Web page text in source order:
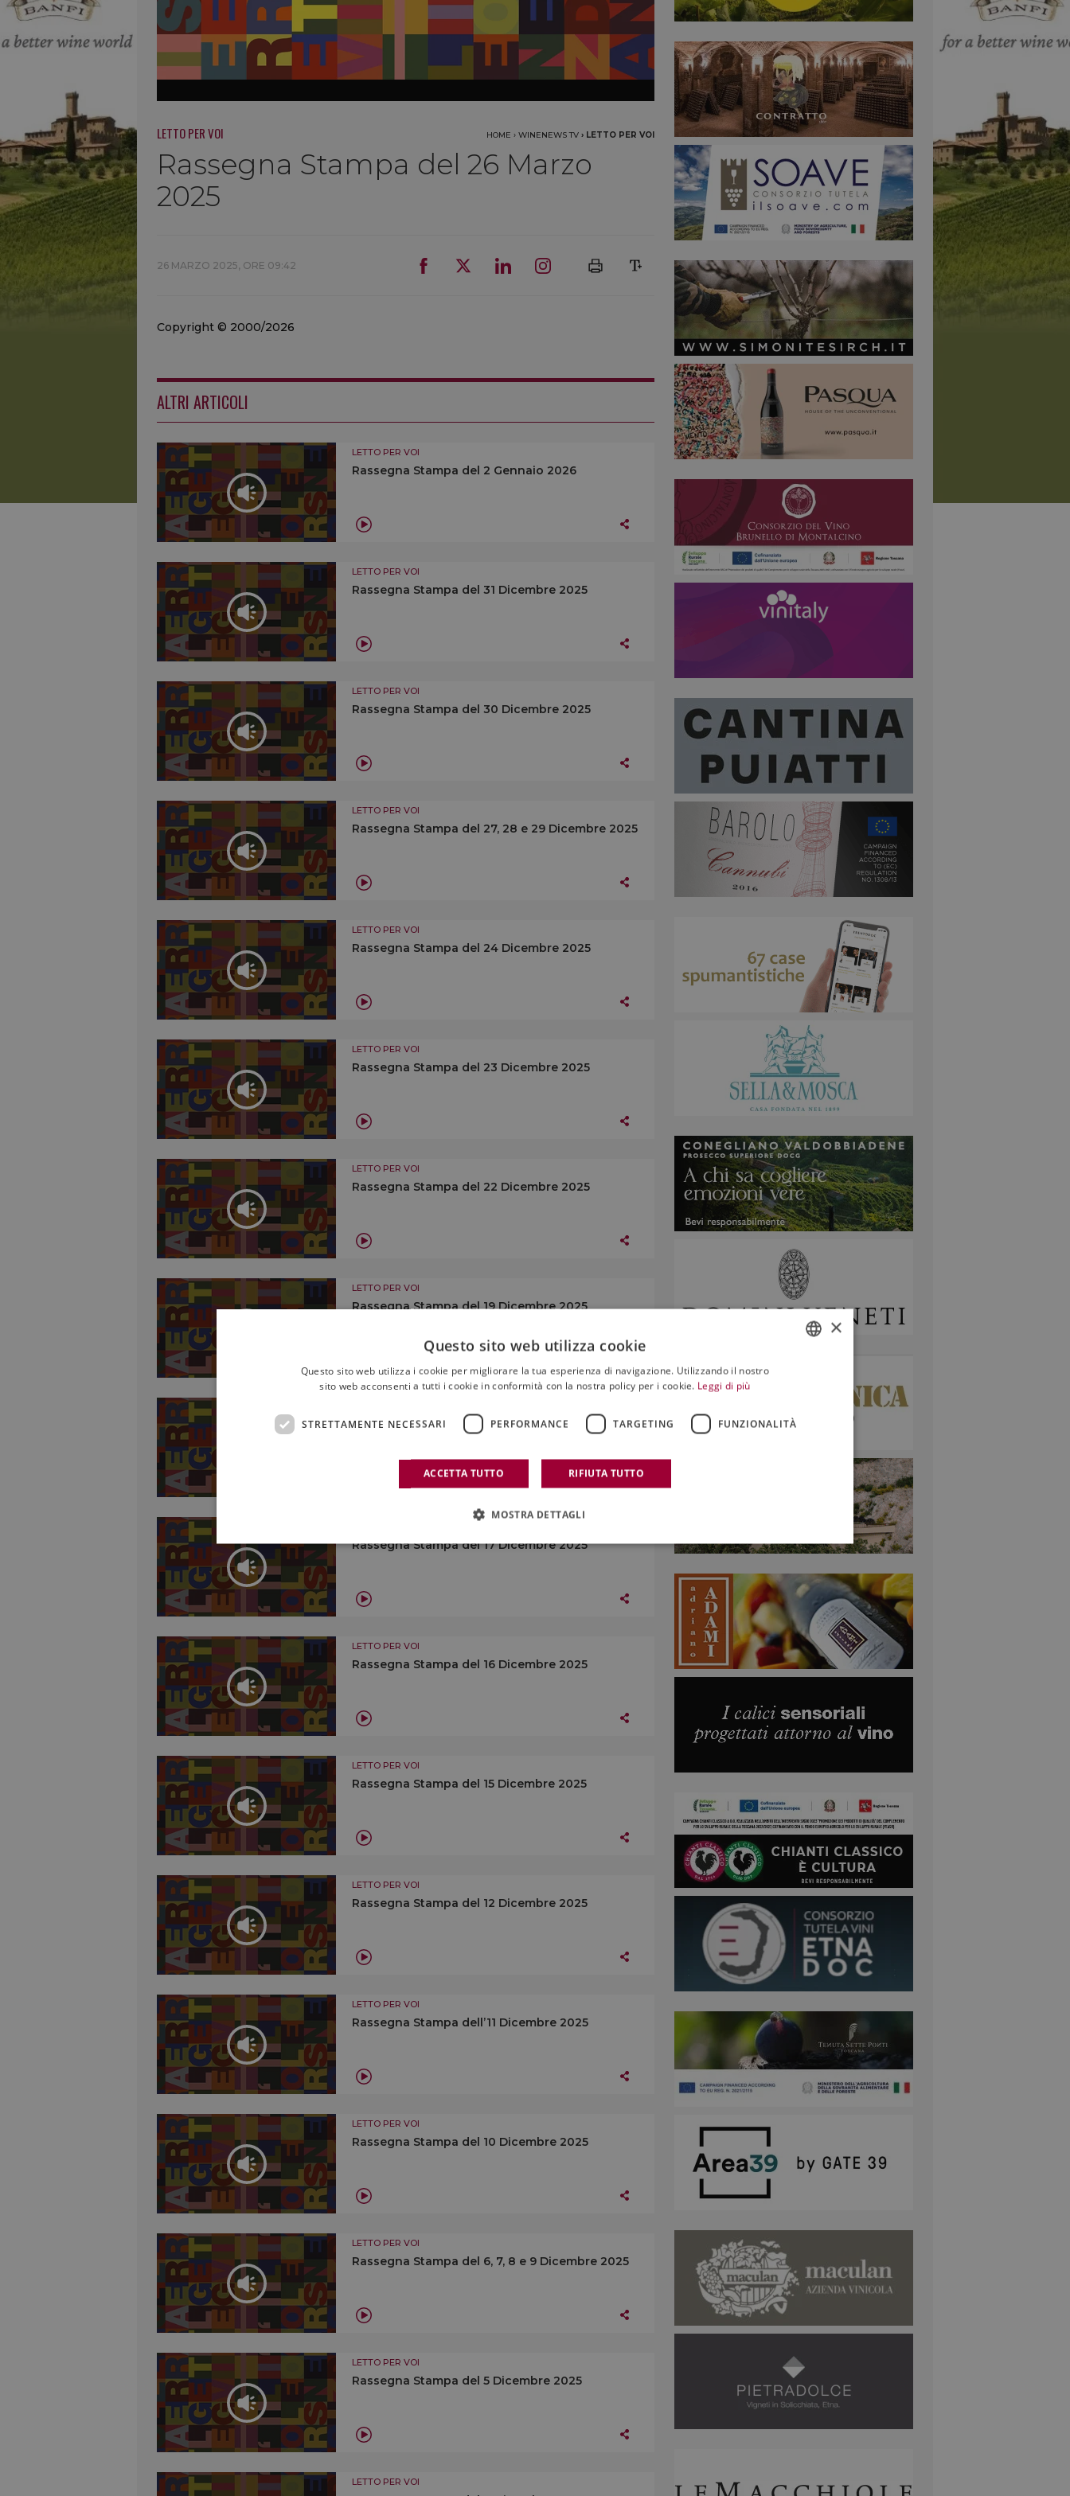
LETTO PER VOI HOME › WINENEWS TV › LETTO PER VOI
Rassegna Stampa del 26 Marzo
2025
26 MARZO 2025, ORE 09:42
Copyright © 2000/2026
ALTRI ARTICOLI
LETTO PER VOI
Rassegna Stampa del 2 Gennaio 2026
LETTO PER VOI
Rassegna Stampa del 31 Dicembre 2025
LETTO PER VOI
Rassegna Stampa del 30 Dicembre 2025
LETTO PER VOI
Rassegna Stampa del 27, 28 e 29 Dicembre 2025
LETTO PER VOI
Rassegna Stampa del 24 Dicembre 2025
LETTO PER VOI
Rassegna Stampa del 23 Dicembre 2025
LETTO PER VOI
Rassegna Stampa del 22 Dicembre 2025
LETTO PER VOI
Rassegna Stampa del 19 Dicembre 2025
Rassegna Stampa del 18 Dicembre 2025
Rassegna Stampa del 17 Dicembre 2025
LETTO PER VOI
Rassegna Stampa del 16 Dicembre 2025
LETTO PER VOI
Rassegna Stampa del 15 Dicembre 2025
LETTO PER VOI
Rassegna Stampa del 12 Dicembre 2025
LETTO PER VOI
Rassegna Stampa dell’11 Dicembre 2025
LETTO PER VOI
Rassegna Stampa del 10 Dicembre 2025
LETTO PER VOI
Rassegna Stampa del 6, 7, 8 e 9 Dicembre 2025
LETTO PER VOI
Rassegna Stampa del 5 Dicembre 2025
LETTO PER VOI
×
Questo sito web utilizza cookie
Questo sito web utilizza i cookie per migliorare la tua esperienza di navigazione. Utilizzando il nostro
sito web acconsenti a tutti i cookie in conformità con la nostra policy per i cookie. Leggi di più
STRETTAMENTE NECESSARI PERFORMANCE TARGETING FUNZIONALITÀ
ACCETTA TUTTO RIFIUTA TUTTO
MOSTRA DETTAGLI